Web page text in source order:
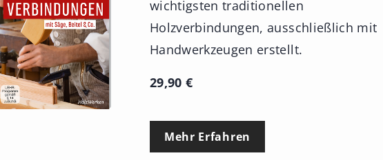
€
wichtigsten traditionellen
Holzverbindungen, ausschließlich mit
Handwerkzeugen erstellt.
29,90 €
Mehr Erfahren